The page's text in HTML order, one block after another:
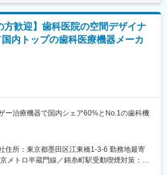
（経理・財務・税務）
開図・設備図・家具図等）
すが、一から開業する医院の支援が多いで
が在籍しており、最初1年間は同社のグルー
会社ヨシダ本社（上野）にて研修を受けてい
、実際に施工するところまで担当いただきま
空間設計をすることが可能です。
制度
数14.5年・離職率2.7%（定年退職含む）と社
方歓迎】歯科医院の空間デザイナ
内トップの歯科医療機器メーカ
ー治療機器で国内シェア60%とNo.1の歯科機
数で、離職率3％未満と長く働ける環境！
治療機器で国内シェア60%とNo.1の歯科機器
住所：東京都墨田区江東橋1-3-6 勤務地最寄
メトロ半蔵門線／錦糸町駅受動喫煙対策：屋
囲：会社の定める事業所